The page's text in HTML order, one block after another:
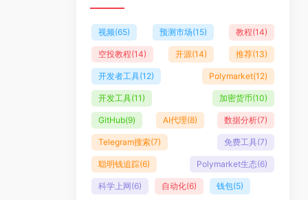
视频(65) 预测市场(15) 教程(14)
空投教程(14) 开源(14) 推荐(13)
开发者工具(12) Polymarket(12)
开发工具(11) 加密货币(10)
GitHub(9) AI代理(8) 数据分析(7)
Telegram搜索(7) 免费工具(7)
聪明钱追踪(6) Polymarket生态(6)
科学上网(6) 自动化(6) 钱包(5)